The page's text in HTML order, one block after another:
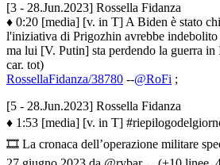
[3 - 28.Jun.2023] Rossella Fidanza
♦ 0:20 [media] [v. in T] A Biden è stato
l'iniziativa di Prigozhin avrebbe
ma lui [V. Putin] sta perdendo la guerra in
car. tot)
RossellaFidanza/38780 --@RoFi ;
[5 - 28.Jun.2023] Rossella Fidanza
♦ 1:53 [media] [v. in T]
🎞 La cronaca dell’operazione militare